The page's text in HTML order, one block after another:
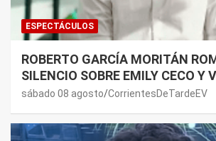
ESPECTÁCULOS
ROBERTO GARCÍA MORITÁN
SILENCIO SOBRE EMILY CECO Y
GALLARDO: “DEDÍQUENSE A SUS
sábado 08 agosto CorrientesDeTardeEV